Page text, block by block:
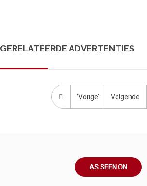
GERELATEERDE ADVERTENTIES
‘Vorige’ Volgende
AS SEEN ON